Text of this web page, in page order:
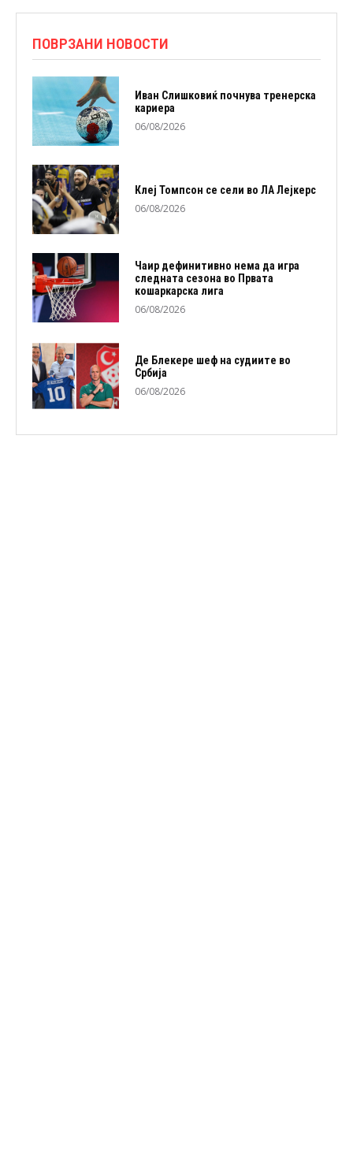
ПОВРЗАНИ НОВОСТИ
Иван Слишковиќ почнува тренерска
кариера
06/08/2026
Клеј Томпсон се сели во ЛА Лејкерс
06/08/2026
Чаир дефинитивно нема да игра
следната сезона во Првата
кошаркарска лига
06/08/2026
Де Блекере шеф на судиите во
Србија
06/08/2026